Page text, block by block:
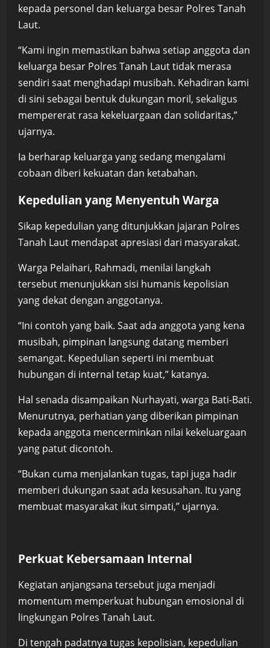
kepada personel dan keluarga besar Polres Tanah
Laut.
“Kami ingin memastikan bahwa setiap anggota dan
keluarga besar Polres Tanah Laut tidak merasa
sendiri saat menghadapi musibah. Kehadiran kami
di sini sebagai bentuk dukungan moril, sekaligus
mempererat rasa kekeluargaan dan solidaritas,”
ujarnya.
Ia berharap keluarga yang sedang mengalami
cobaan diberi kekuatan dan ketabahan.
Kepedulian yang Menyentuh Warga
Sikap kepedulian yang ditunjukkan jajaran Polres
Tanah Laut mendapat apresiasi dari masyarakat.
Warga Pelaihari, Rahmadi, menilai langkah
tersebut menunjukkan sisi humanis kepolisian
yang dekat dengan anggotanya.
“Ini contoh yang baik. Saat ada anggota yang kena
musibah, pimpinan langsung datang memberi
semangat. Kepedulian seperti ini membuat
hubungan di internal tetap kuat,” katanya.
Hal senada disampaikan Nurhayati, warga Bati-Bati.
Menurutnya, perhatian yang diberikan pimpinan
kepada anggota mencerminkan nilai kekeluargaan
yang patut dicontoh.
“Bukan cuma menjalankan tugas, tapi juga hadir
memberi dukungan saat ada kesusahan. Itu yang
membuat masyarakat ikut simpati,” ujarnya.
Perkuat Kebersamaan Internal
Kegiatan anjangsana tersebut juga menjadi
momentum memperkuat hubungan emosional di
lingkungan Polres Tanah Laut.
Di tengah padatnya tugas kepolisian, kepedulian